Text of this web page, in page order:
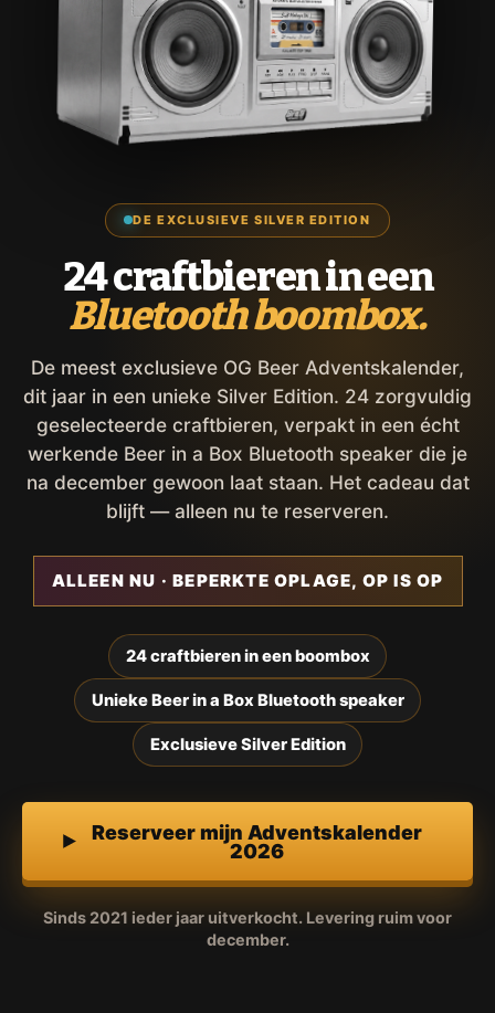
DE EXCLUSIEVE SILVER EDITION
24 craftbieren in een
Bluetooth boombox.
De meest exclusieve OG Beer Adventskalender,
dit jaar in een unieke Silver Edition. 24 zorgvuldig
geselecteerde craftbieren, verpakt in een écht
werkende Beer in a Box Bluetooth speaker die je
na december gewoon laat staan. Het cadeau dat
blijft — alleen nu te reserveren.
ALLEEN NU · BEPERKTE OPLAGE, OP IS OP
24 craftbieren in een boombox
Unieke Beer in a Box Bluetooth speaker
Exclusieve Silver Edition
Reserveer mijn Adventskalender
2026
Sinds 2021 ieder jaar uitverkocht. Levering ruim voor
december.